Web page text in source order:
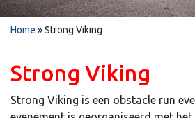
Home »Strong Viking
Strong Viking
Strong Viking is een obstacle run